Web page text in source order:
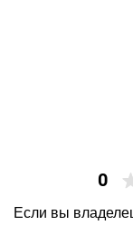
0
Если вы